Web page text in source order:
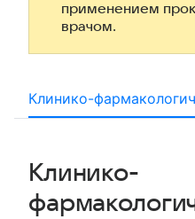
применением
врачом.
Клинико-
Клинико-